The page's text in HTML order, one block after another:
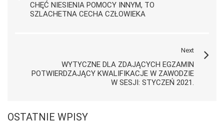
CHĘĆ NIESIENIA POMOCY INNYM, TO
SZLACHETNA CECHA CZŁOWIEKA
Next
WYTYCZNE DLA ZDAJĄCYCH EGZAMIN
POTWIERDZAJĄCY KWALIFIKACJE W ZAWODZIE
W SESJI: STYCZEŃ 2021.
OSTATNIE WPISY